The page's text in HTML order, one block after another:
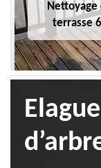
Nettoyage
terrasse